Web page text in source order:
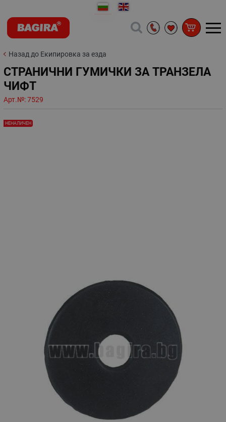
Назад до Екипировка за езда
СТРАНИЧНИ ГУМИЧКИ ЗА ТРАНЗЕЛА
ЧИФТ
Арт.№:7529
НЕНАЛИЧЕН